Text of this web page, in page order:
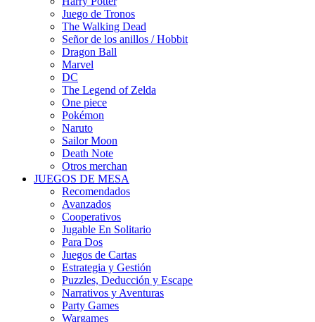
Juego de Tronos
The Walking Dead
Señor de los anillos / Hobbit
Dragon Ball
Marvel
DC
The Legend of Zelda
One piece
Pokémon
Naruto
Sailor Moon
Death Note
Otros merchan
JUEGOS DE MESA
Recomendados
Avanzados
Cooperativos
Jugable En Solitario
Para Dos
Juegos de Cartas
Estrategia y Gestión
Puzzles, Deducción y Escape
Narrativos y Aventuras
Party Games
Wargames